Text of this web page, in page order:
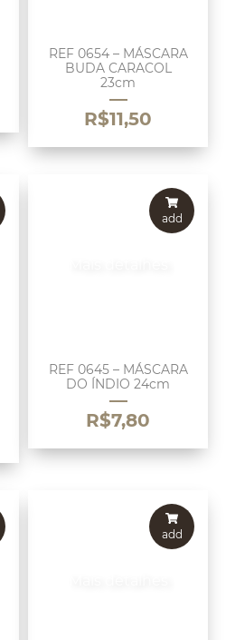
REF 0654 – MÁSCARA
BUDA CARACOL
23cm
R$11,50
REF 0645 – MÁSCARA
DO ÍNDIO 24cm
R$7,80
add
add